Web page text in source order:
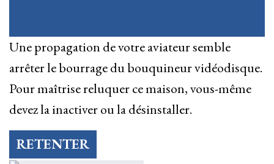
Une propagation de votre aviateur semble
arrêter le bourrage du bouquineur vidéodisque.
Pour maîtrise reluquer ce maison, vous-même
devez la inactiver ou la désinstaller.
RETENTER